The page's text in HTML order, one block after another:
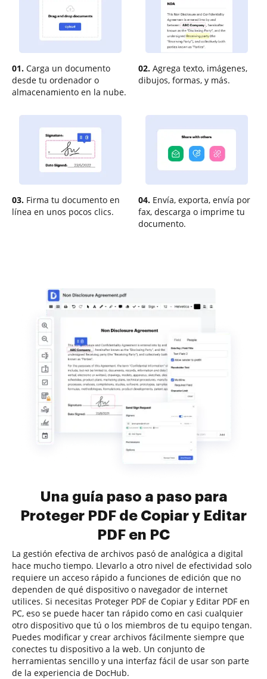
01. Carga un documento
desde tu ordenador o
almacenamiento en la nube.
02. Agrega texto, imágenes,
dibujos, formas, y más.
03. Firma tu documento en
línea en unos pocos clics.
04. Envía, exporta, envía por
fax, descarga o imprime tu
documento.
Una guía paso a paso para
Proteger PDF de Copiar y Editar
PDF en PC
La gestión efectiva de archivos pasó de analógica a digital
hace mucho tiempo. Llevarlo a otro nivel de efectividad solo
requiere un acceso rápido a funciones de edición que no
dependen de qué dispositivo o navegador de internet
utilices. Si necesitas Proteger PDF de Copiar y Editar PDF en
PC, eso se puede hacer tan rápido como en casi cualquier
otro dispositivo que tú o los miembros de tu equipo tengan.
Puedes modificar y crear archivos fácilmente siempre que
conectes tu dispositivo a la web. Un conjunto de
herramientas sencillo y una interfaz fácil de usar son parte
de la experiencia de DocHub.